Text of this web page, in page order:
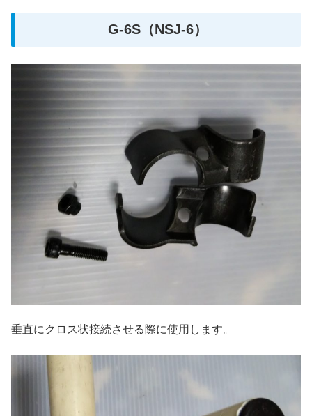
G-6S（NSJ-6）
垂直にクロス状接続させる際に使用します。